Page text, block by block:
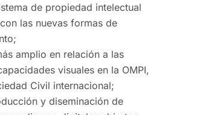
de propiedad intelectual
las nuevas formas de
amplio en relación a las
visuales en la OMPI,
Civil internacional;
y diseminación de